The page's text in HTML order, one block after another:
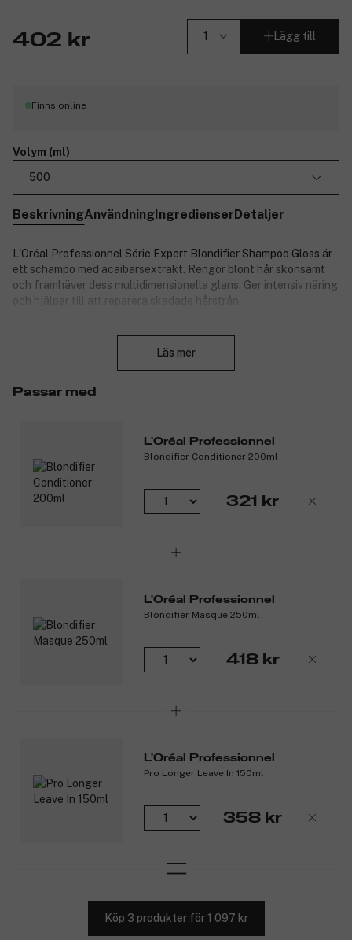
402 kr Lägg till
Finns online
Volym (ml)
500
BeskrivningAnvändningIngredienserDetaljer
L'Oréal Professionnel Série Expert Blondifier Shampoo Gloss är
ett schampo med acaibärsextrakt. Rengör blont hår skonsamt
och framhäver dess multidimensionella glans. Ger intensiv näring
och hjälper till att reparera skadade hårstrån.
Läs mer
Passar med
L'Oréal Professionnel
Blondifier Conditioner 200ml
321 kr
L'Oréal Professionnel
Blondifier Masque 250ml
418 kr
L'Oréal Professionnel
Pro Longer Leave In 150ml
358 kr
Köp 3 produkter för 1 097 kr